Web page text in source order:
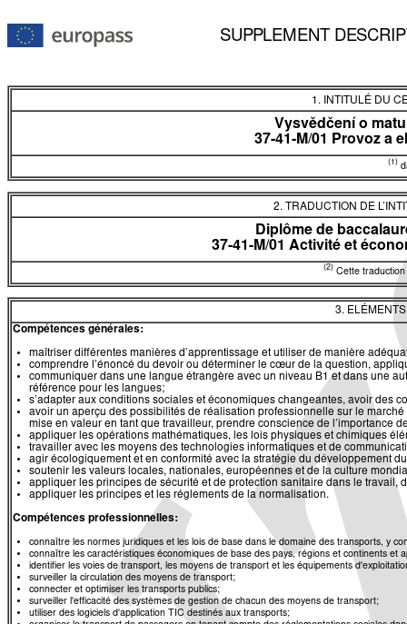
SUPPLEMENT
1. INTITULÉ DU
Vysvědčení o
37-41-M/01 Provoz a
(1)
2. TRADUCTION DE
Diplôme de
37-41-M/01 Activité et
(2) Cette
3.
Compétences générales:
maîtriser différentes manières d’apprentissage et utiliser de manière
comprendre l’énoncé du devoir ou déterminer le cœur de la question,
communiquer dans une langue étrangère avec un niveau B1 et dans une
référence pour les langues;
s’adapter aux conditions sociales et économiques changeantes, avoir des
avoir un aperçu des possibilités de réalisation professionnelle sur le
mise en valeur en tant que travailleur, prendre conscience de l’importance
appliquer les opérations mathématiques, les lois physiques et chimiques
travailler avec les moyens des technologies informatiques et de
agir écologiquement et en conformité avec la stratégie du développement
soutenir les valeurs locales, nationales, européennes et de la culture
appliquer les principes de sécurité et de protection sanitaire dans le travail,
appliquer les principes et les réglements de la normalisation.
Compétences professionnelles:
connaître les normes juridiques et les lois de base dans le domaine des transports, y
connaître les caractéristiques économiques de base des pays, régions et continents et
identifier les voies de transport, les moyens de transport et les équipements
surveiller la circulation des moyens de transport;
connecter et optimiser les transports publics;
surveiller l'efficacité des systèmes de gestion de chacun des moyens de transport;
utiliser des logiciels d'application TIC destinés aux transports;